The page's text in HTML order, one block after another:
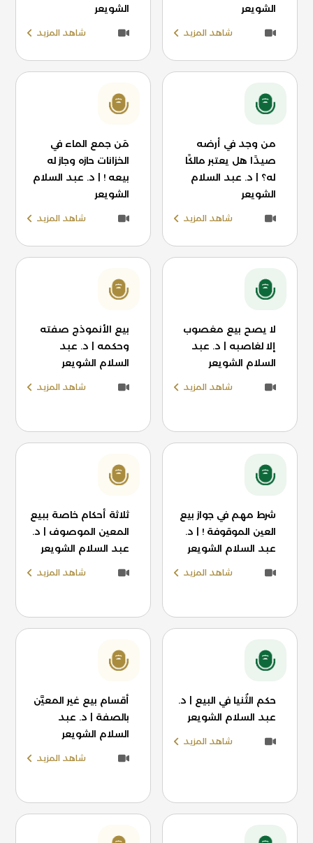
الشويعر
شاهد المزيد
الشويعر
شاهد المزيد
من وجد في أرضه
صيدًا هل يعتبر مالكًا
له؟ | د. عبد السلام
الشويعر
شاهد المزيد
مَن جمع الماء في
الخزانات حازه وجاز له
بيعه ! | د. عبد السلام
الشويعر
شاهد المزيد
لا يصح بيع مغصوب
إلا لغاصبه | د. عبد
السلام الشويعر
شاهد المزيد
بيع الأنموذج صفته
وحكمه | د. عبد
السلام الشويعر
شاهد المزيد
شرط مهم في جواز بيع
العين الموقوفة ! | د.
عبد السلام الشويعر
شاهد المزيد
ثلاثة أحكام خاصة ببيع
المعين الموصوف | د.
عبد السلام الشويعر
شاهد المزيد
حكم الثُنيا في البيع | د.
عبد السلام الشويعر
شاهد المزيد
أقسام بيع غير المعيَّن
بالصفة | د. عبد
السلام الشويعر
شاهد المزيد